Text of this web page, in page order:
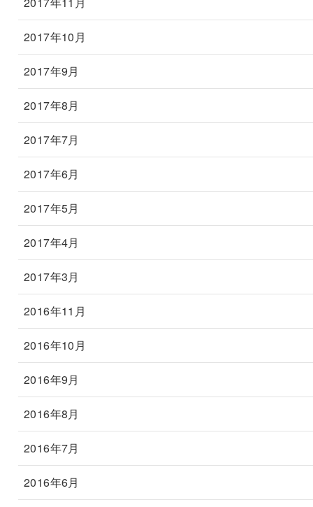
2017年10月
2017年9月
2017年8月
2017年7月
2017年6月
2017年5月
2017年4月
2017年3月
2016年11月
2016年10月
2016年9月
2016年8月
2016年7月
2016年6月